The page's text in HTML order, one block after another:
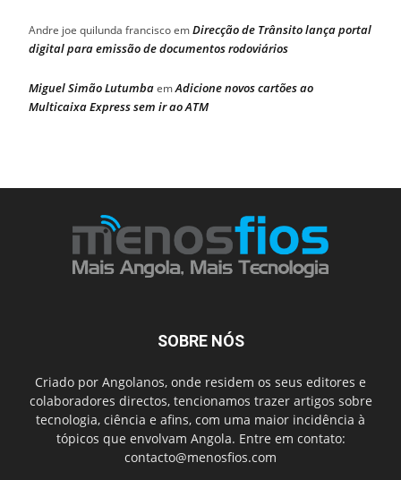
Andre joe quilunda franciscoemDirecção de Trânsito lança portal
digital para emissão de documentos rodoviários
Miguel Simão LutumbaemAdicione novos cartões ao
Multicaixa Express sem ir ao ATM
SOBRE NÓS
Criado por Angolanos, onde residem os seus editores e
colaboradores directos, tencionamos trazer artigos sobre
tecnologia, ciência e afins, com uma maior incidência à
tópicos que envolvam Angola. Entre em contato:
contacto@menosfios.com